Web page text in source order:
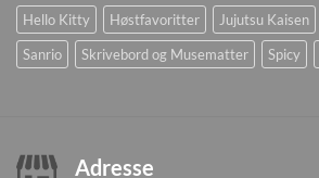
Hello Kitty
Høstfavoritter Jujutsu Kaisen
Sanrio
Skrivebord og Musematter Spicy
Adresse